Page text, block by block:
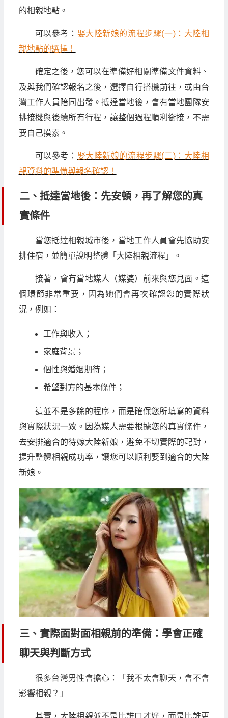
的相親地點。
可以參考： 娶大陸新娘的流程步驟(一)：大陸相
親地點的選擇！
確定之後，您可以在準備好相關準備文件資料、
及與我們確認報名之後，選擇自行搭機前往，或由台
灣工作人員陪同出發。抵達當地後，會有當地團隊安
排接機與後續所有行程，讓整個過程順利銜接，不需
要自己摸索。
可以參考： 娶大陸新娘的流程步驟(二)：大陸相
親資料的準備與報名確認！
二、抵達當地後：先安頓，再了解您的真
實條件
當您抵達相親城市後，當地工作人員會先協助安
排住宿，並簡單說明整體「大陸相親流程」。
接著，會有當地媒人（媒婆）前來與您見面。這
個環節非常重要，因為她們會再次確認您的實際狀
況，例如：
工作與收入；
家庭背景；
個性與婚姻期待；
希望對方的基本條件；
這並不是多餘的程序，而是確保您所填寫的資料
與實際狀況一致。因為媒人需要根據您的真實條件，
去安排適合的待嫁大陸新娘，避免不切實際的配對，
提升整體相親成功率，讓您可以順利娶到適合的大陸
新娘。
三、實際面對面相親前的準備：學會正確
聊天與判斷方式
很多台灣男性會擔心：「我不太會聊天，會不會
影響相親？」
其實，大陸相親並不是比誰口才好，而是比誰更